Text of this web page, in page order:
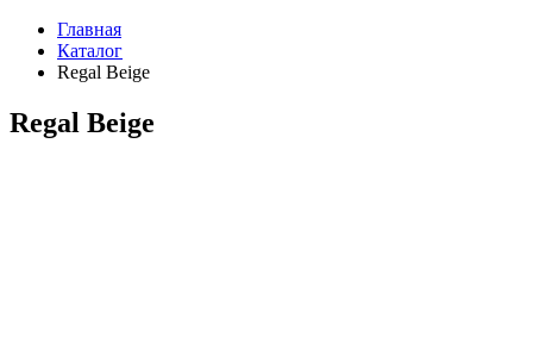
Главная
Каталог
Regal Beige
Regal Beige